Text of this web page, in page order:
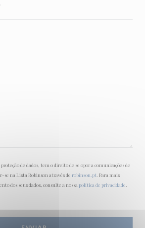
de dados, tem o direito de se opor a comunicações de
na Lista Robinson através de robinson.pt . Para mais
dos seus dados, consulte a nossa política de privacidade